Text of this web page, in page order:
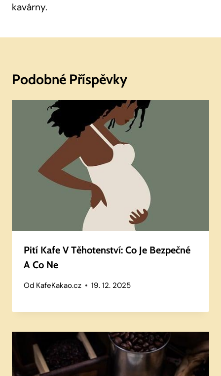
kavárny.
Podobné Příspěvky
Pití Kafe V Těhotenství: Co Je Bezpečné
A Co Ne
Od KafeKakao.cz 19. 12. 2025